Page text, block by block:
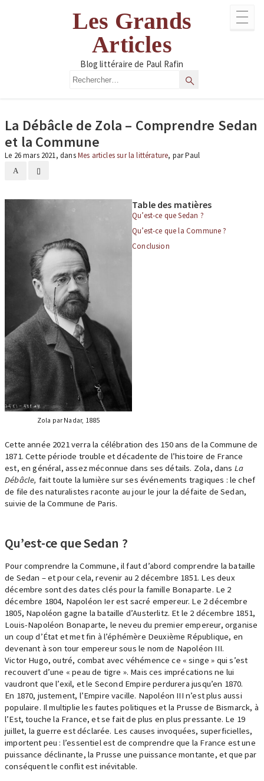
Les Grands
Articles
Blog littéraire de Paul Rafin
Rechercher Rechercher
La Débâcle de Zola – Comprendre Sedan
et la Commune
Le 26 mars 2021, dansMes articles sur la littérature, par Paul
A ▯
Zola par Nadar, 1885
Table des matières
Qu’est-ce que Sedan ?
Qu’est-ce que la Commune ?
Conclusion
Cette année 2021 verra la célébration des 150 ans de la Commune de
1871. Cette période trouble et décadente de l’histoire de France
est, en général, assez méconnue dans ses détails. Zola, dans La
Débâcle, fait toute la lumière sur ses événements tragiques : le chef
de file des naturalistes raconte au jour le jour la défaite de Sedan,
suivie de la Commune de Paris.
Qu’est-ce que Sedan ?
Pour comprendre la Commune, il faut d’abord comprendre la bataille
de Sedan – et pour cela, revenir au 2 décembre 1851. Les deux
décembre sont des dates clés pour la famille Bonaparte. Le 2
décembre 1804, Napoléon Ier est sacré empereur. Le 2 décembre
1805, Napoléon gagne la bataille d’Austerlitz. Et le 2 décembre 1851,
Louis-Napoléon Bonaparte, le neveu du premier empereur, organise
un coup d’État et met fin à l’éphémère Deuxième République, en
devenant à son tour empereur sous le nom de Napoléon III.
Victor Hugo, outré, combat avec véhémence ce « singe » qui s’est
recouvert d’une « peau de tigre ». Mais ces imprécations ne lui
vaudront que l’exil, et le Second Empire perdurera jusqu’en 1870.
En 1870, justement, l’Empire vacille. Napoléon III n’est plus aussi
populaire. Il multiplie les fautes politiques et la Prusse de Bismarck, à
l’Est, touche la France, et se fait de plus en plus pressante. Le 19
juillet, la guerre est déclarée. Les causes invoquées, superficielles,
importent peu : l’essentiel est de comprendre que la France est une
puissance déclinante, la Prusse une puissance montante, et que par
conséquent le conflit est inévitable.